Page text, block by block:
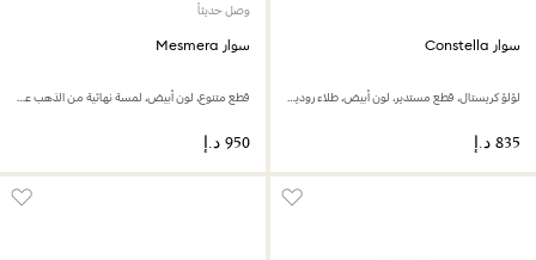
سوار Constella
لؤلؤ كريستال، قطع مستدير، لون أبيض، طلاء روديوم
وصل حديثاً
سوار Mesmera
قطع متنوع، لون أبيض، لمسة نهائية من الذهب عيار 18 قيراط